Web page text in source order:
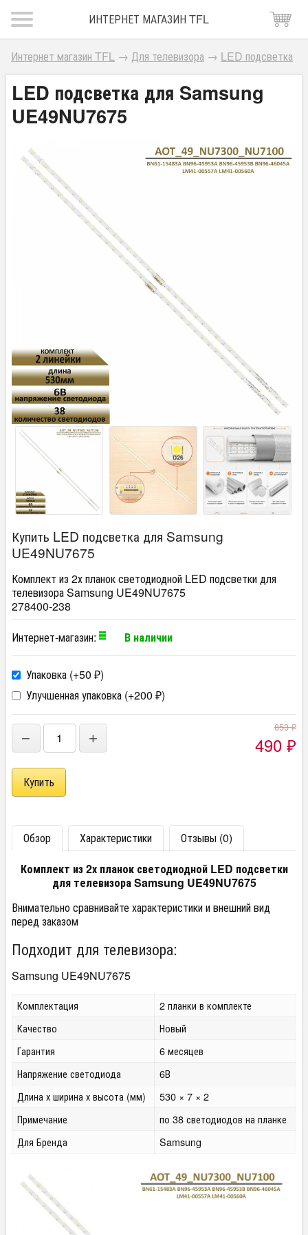
ИНТЕРНЕТ МАГАЗИН TFL
Интернет магазин TFL → Для телевизора → LED подсветка
LED подсветка для Samsung
UE49NU7675
Купить LED подсветка для Samsung
UE49NU7675
Комплект из 2х планок светодиодной LED подсветки для
телевизора Samsung UE49NU7675
278400-238
Интернет-магазин:
В наличии
Упаковка (+50 ₽)
Улучшенная упаковка (+200 ₽)
− +
853₽
490 ₽
Обзор Характеристики
Отзывы (0)
Комплект из 2х планок светодиодной LED подсветки
для телевизора Samsung UE49NU7675
Внимательно сравнивайте характеристики и внешний вид
перед заказом
Подходит для телевизора:
Samsung UE49NU7675
Комплектация
2 планки в комплекте
Качество
Новый
Гарантия
6 месяцев
Напряжение светодиода
6В
Длина х ширина х высота (мм)
530 × 7 × 2
Примечание
по 38 светодиодов на планке
Для Бренда
Samsung